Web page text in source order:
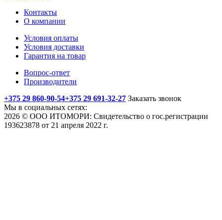
Контакты
О компании
Условия оплаты
Условия доставки
Гарантия на товар
Вопрос-ответ
Производители
+375 29 860-90-54+375 29 691-32-27 Заказать звонок
Мы в социальных сетях:
2026 © ООО ИТОМОРИ: Свидетельство о гос.регистрации
193623878 от 21 апреля 2022 г.